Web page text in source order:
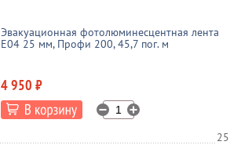
Эвакуационная фотолюминесцентная лента
E04 25 мм, Профи 200, 45,7 пог. м
4 950 ₽
25